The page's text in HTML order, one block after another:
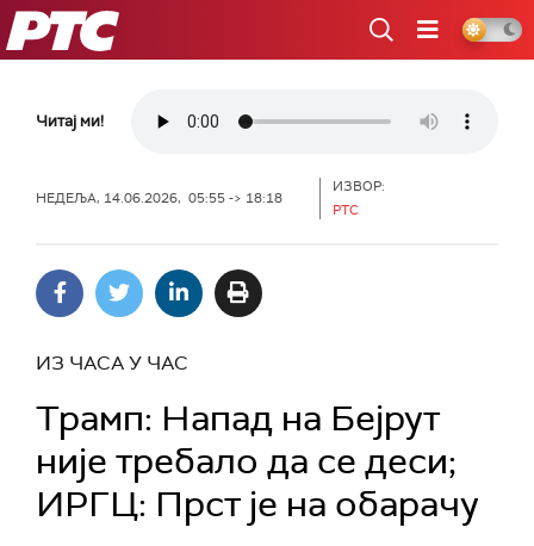
РТС
Читај ми!
НЕДЕЉА, 14.06.2026, 05:55 -> 18:18
ИЗВОР:
РТС
ИЗ ЧАСА У ЧАС
Трамп: Напад на Бејрут
није требало да се деси;
ИРГЦ: Прст је на обарачу